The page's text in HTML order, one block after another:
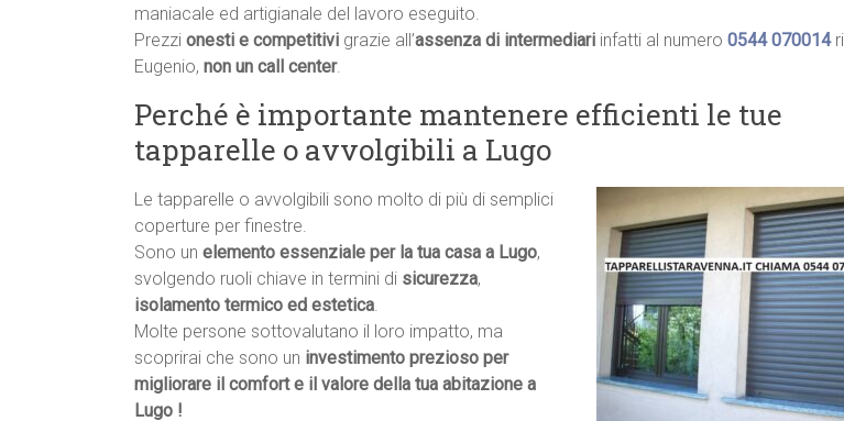
maniacale ed artigianale del lavoro eseguito.
Prezzi onesti e competitivi grazie all’assenza di intermediari infatti al numero 0544 070014
Eugenio, non un call center.
Perché è importante mantenere efficienti le tue
tapparelle o avvolgibili a Lugo
Le tapparelle o avvolgibili sono molto di più di semplici
coperture per finestre.
Sono un elemento essenziale per la tua casa a Lugo,
svolgendo ruoli chiave in termini di sicurezza,
isolamento termico ed estetica.
Molte persone sottovalutano il loro impatto, ma
scoprirai che sono un investimento prezioso per
migliorare il comfort e il valore della tua abitazione a
Lugo !